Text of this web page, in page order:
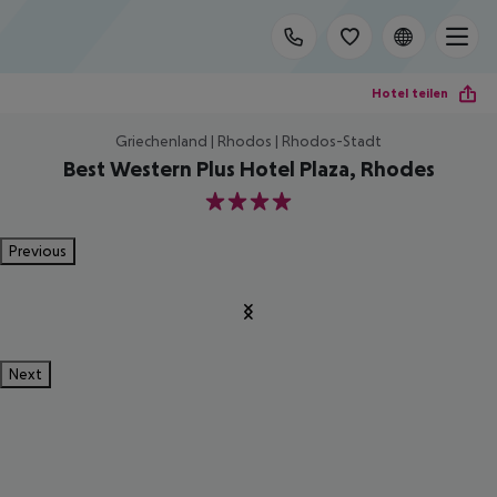
Hotel teilen
Griechenland | Rhodos | Rhodos-Stadt
Best Western Plus Hotel Plaza, Rhodes
4
Previous
Next